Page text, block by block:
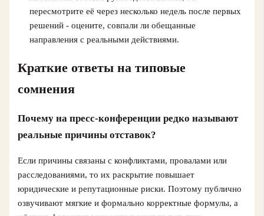
пересмотрите её через несколько недель после первых
решений - оцените, совпали ли обещанные
направления с реальными действиями.
Краткие ответы на типовые
сомнения
Почему на пресс-конференции редко называют
реальные причины отставок?
Если причины связаны с конфликтами, провалами или
расследованиями, то их раскрытие повышает
юридические и репутационные риски. Поэтому публично
озвучивают мягкие и формально корректные формулы, а